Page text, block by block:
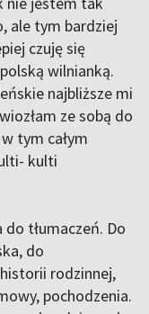
ale tym bardziej
czuję się
wilnianką.
najbliższe mi
ze sobą do
tym całym
kulti
tłumaczeń. Do
do
rodzinnej,
pochodzenia.